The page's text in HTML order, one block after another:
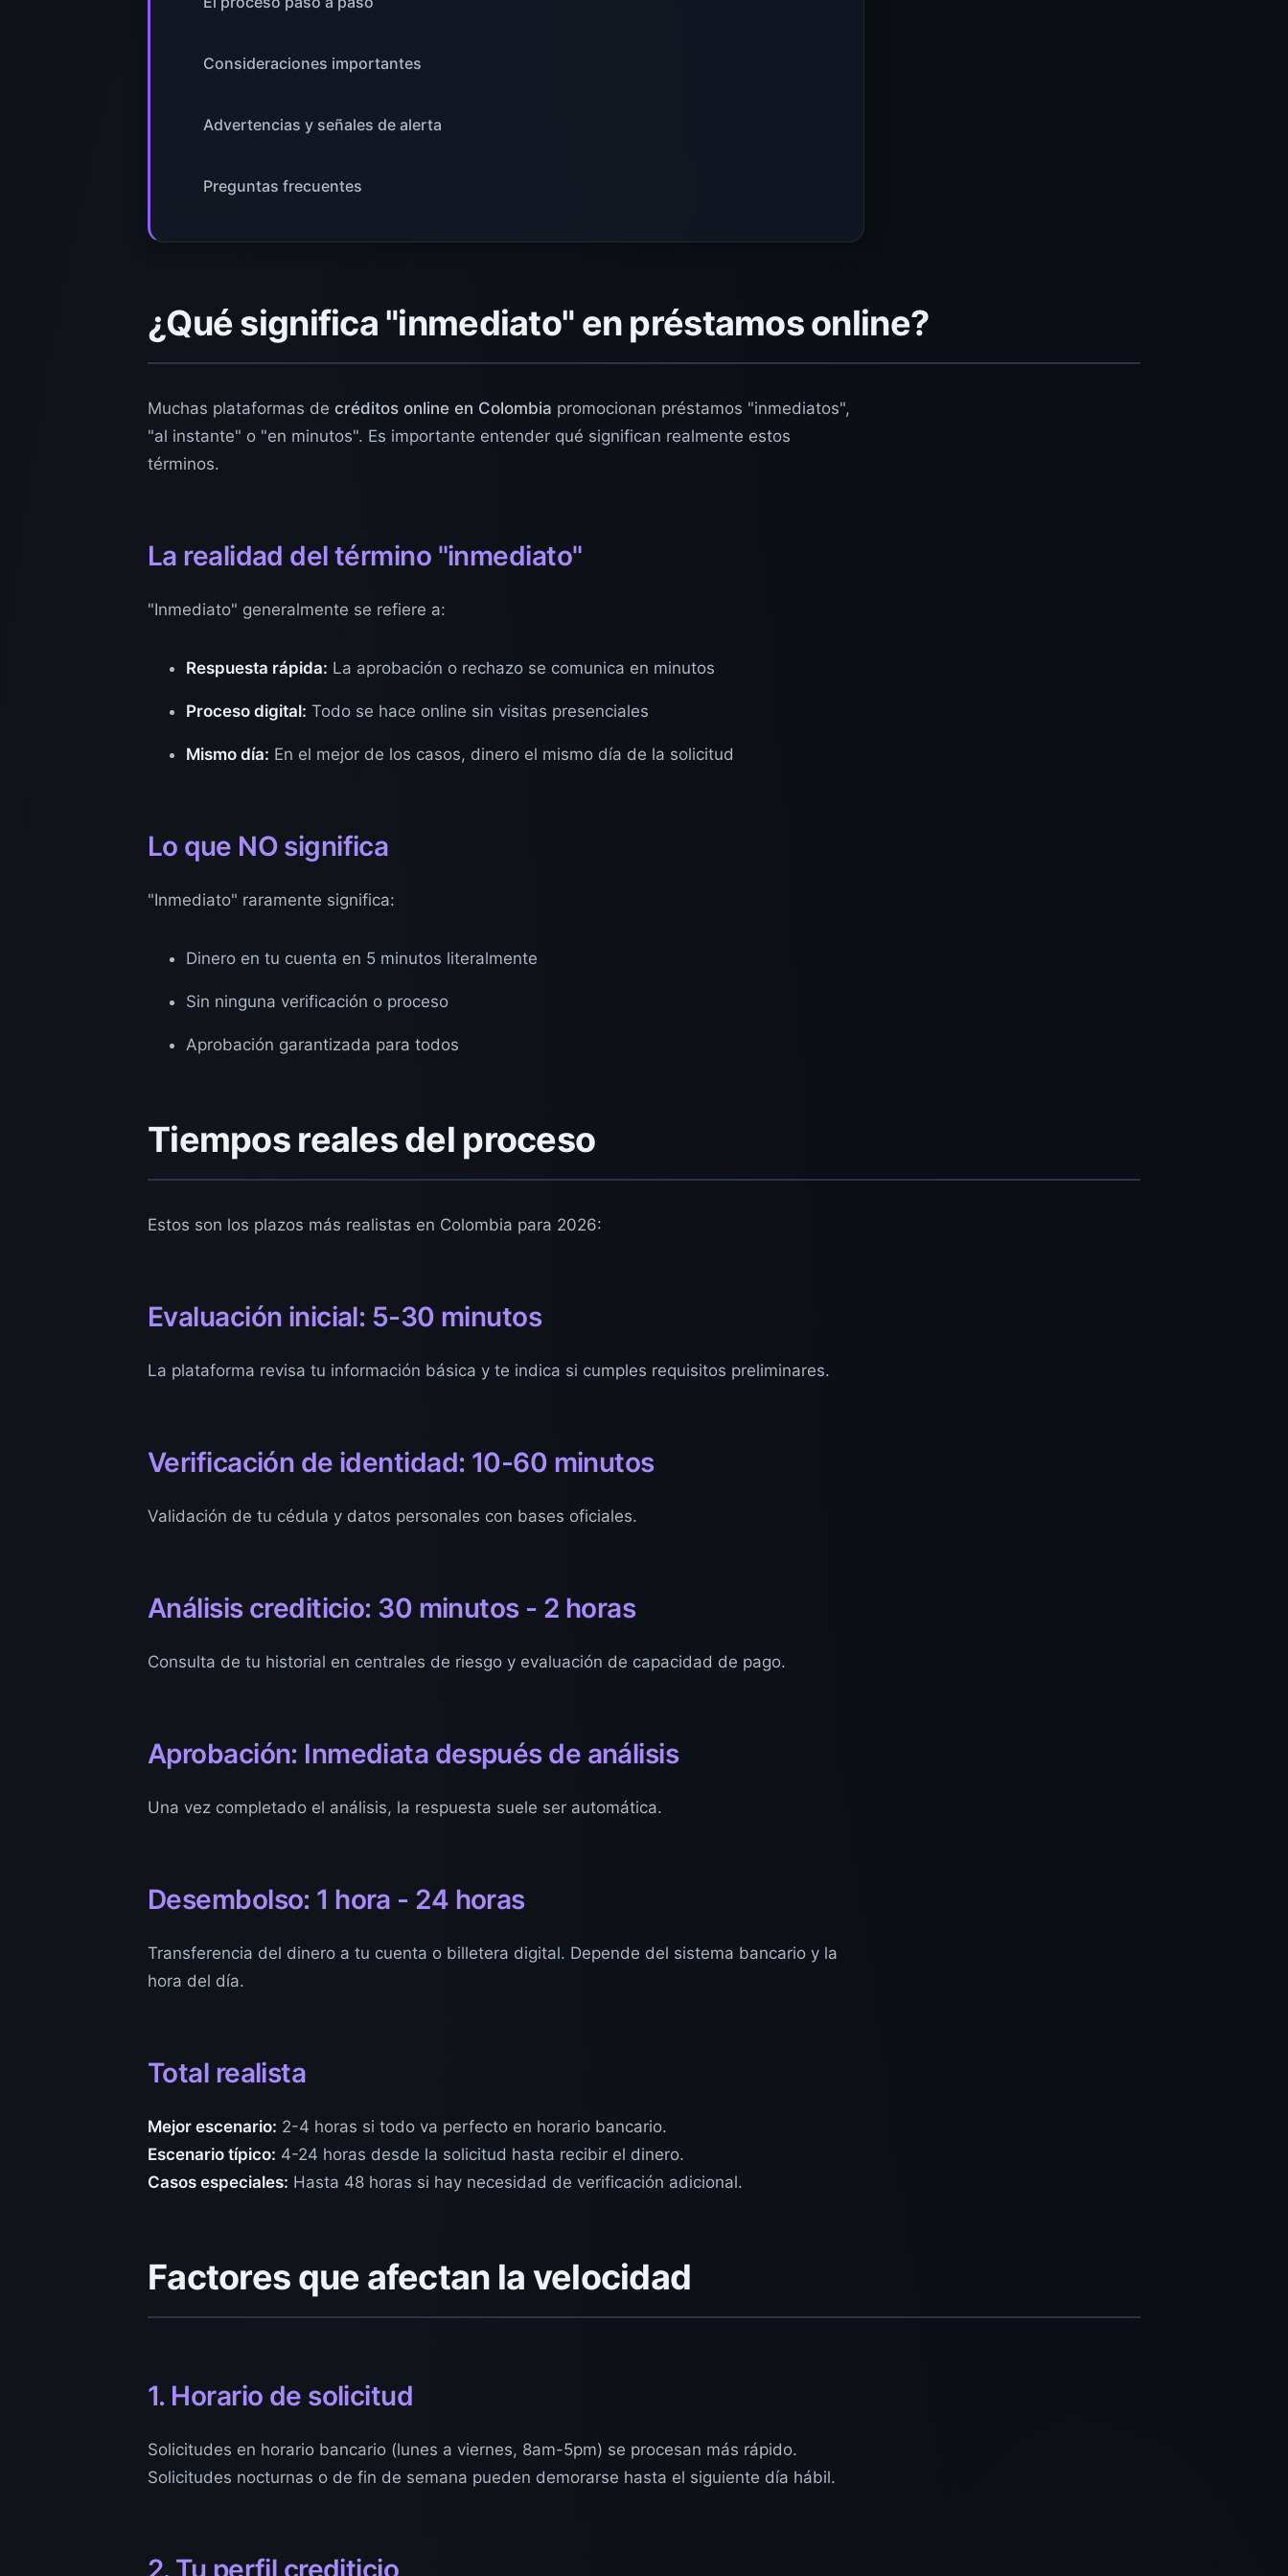
Consideraciones importantes
Advertencias y señales de alerta
Preguntas frecuentes
¿Qué significa "inmediato" en préstamos online?
Muchas plataformas de créditos online en Colombia promocionan préstamos "inmediatos",
"al instante" o "en minutos". Es importante entender qué significan realmente estos
términos.
La realidad del término "inmediato"
"Inmediato" generalmente se refiere a:
Respuesta rápida: La aprobación o rechazo se comunica en minutos
Proceso digital: Todo se hace online sin visitas presenciales
Mismo día: En el mejor de los casos, dinero el mismo día de la solicitud
Lo que NO significa
"Inmediato" raramente significa:
Dinero en tu cuenta en 5 minutos literalmente
Sin ninguna verificación o proceso
Aprobación garantizada para todos
Tiempos reales del proceso
Estos son los plazos más realistas en Colombia para 2026:
Evaluación inicial: 5-30 minutos
La plataforma revisa tu información básica y te indica si cumples requisitos preliminares.
Verificación de identidad: 10-60 minutos
Validación de tu cédula y datos personales con bases oficiales.
Análisis crediticio: 30 minutos - 2 horas
Consulta de tu historial en centrales de riesgo y evaluación de capacidad de pago.
Aprobación: Inmediata después de análisis
Una vez completado el análisis, la respuesta suele ser automática.
Desembolso: 1 hora - 24 horas
Transferencia del dinero a tu cuenta o billetera digital. Depende del sistema bancario y la
hora del día.
Total realista
Mejor escenario: 2-4 horas si todo va perfecto en horario bancario.
Escenario típico: 4-24 horas desde la solicitud hasta recibir el dinero.
Casos especiales: Hasta 48 horas si hay necesidad de verificación adicional.
Factores que afectan la velocidad
1. Horario de solicitud
Solicitudes en horario bancario (lunes a viernes, 8am-5pm) se procesan más rápido.
Solicitudes nocturnas o de fin de semana pueden demorarse hasta el siguiente día hábil.
2. Tu perfil crediticio